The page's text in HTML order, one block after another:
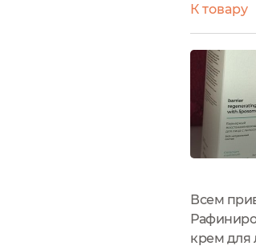
К товару
Всем
крем для